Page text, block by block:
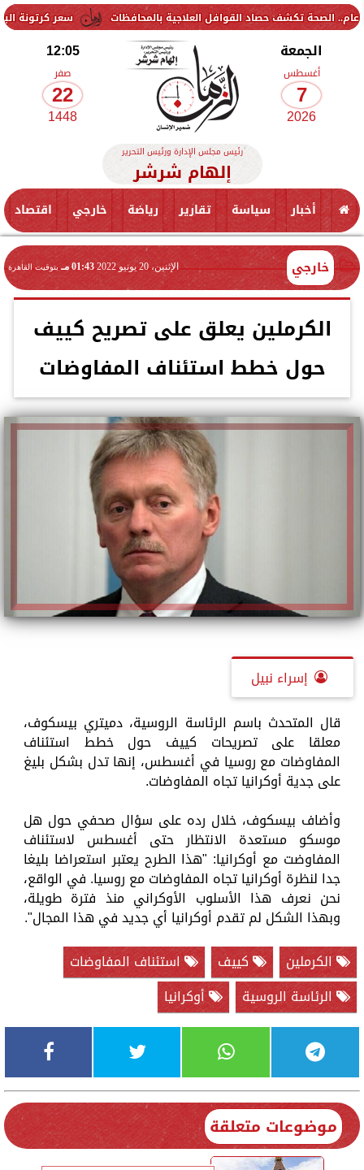
سعر كرتونة البيض في بورصة
الجمعة
أغسطس
7
2026
12:05
صفر
22
1448
رئيس مجلس الإدارة ورئيس التحرير
إلهام شرشر
أخبار سياسة تقارير رياضة خارجي اقتصاد
خارجي الإثنين، 20 يونيو 2022 01:43 مـ بتوقيت القاهرة
الكرملين يعلق على تصريح كييف
حول خطط استئناف المفاوضات
إسراء نبيل
قال المتحدث باسم الرئاسة الروسية، دميتري بيسكوف،
معلقا على تصريحات كييف حول خطط استئناف
المفاوضات مع روسيا في أغسطس، إنها تدل بشكل بليغ
على جدية أوكرانيا تجاه المفاوضات.
وأضاف بيسكوف، خلال رده على سؤال صحفي حول هل
موسكو مستعدة الانتظار حتى أغسطس لاستئناف
المفاوضت مع أوكرانيا: "هذا الطرح يعتبر استعراضا بليغا
جدا لنظرة أوكرانيا تجاه المفاوضات مع روسيا. في الواقع،
نحن نعرف هذا الأسلوب الأوكراني منذ فترة طويلة،
وبهذا الشكل لم تقدم أوكرانيا أي جديد في هذا المجال".
الكرملين
كييف
استئناف المفاوضات
الرئاسة الروسية
أوكرانيا
موضوعات متعلقة